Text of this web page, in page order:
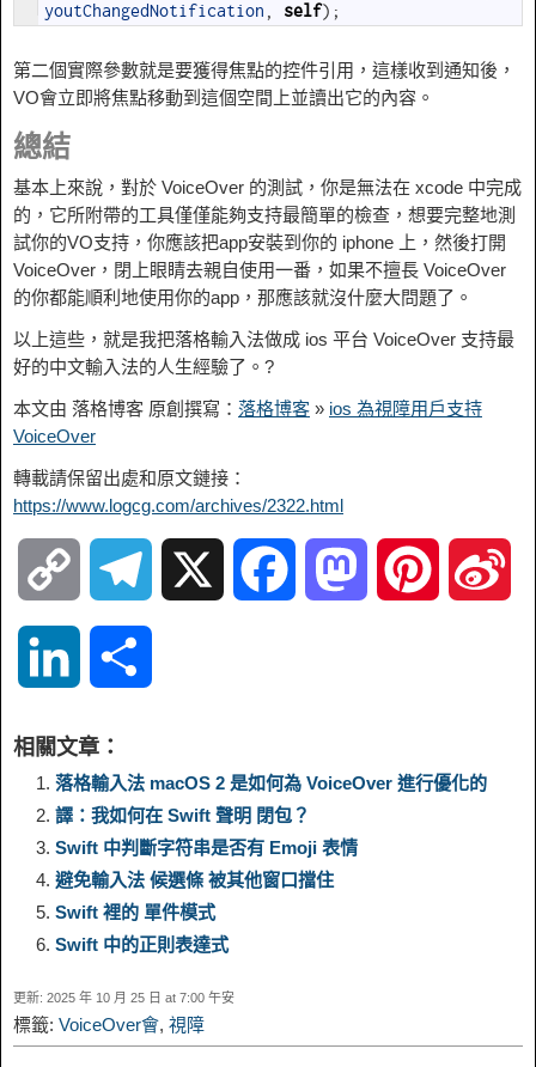
youtChangedNotification
self) ;
第二個實際參數就是要獲得焦點的控件引用，這樣收到通知後，
VO會立即將焦點移動到這個空間上並讀出它的內容。
總結
基本上來說，對於 VoiceOver 的測試，你是無法在 xcode 中完成
的，它所附帶的工具僅僅能夠支持最簡單的檢查，想要完整地測
試你的VO支持，你應該把app安裝到你的 iphone 上，然後打開
VoiceOver，閉上眼睛去親自使用一番，如果不擅長 VoiceOver
的你都能順利地使用你的app，那應該就沒什麼大問題了。
以上這些，就是我把落格輸入法做成 ios 平台 VoiceOver 支持最
好的中文輸入法的人生經驗了。?
本文由 落格博客 原創撰寫： 落格博客 » ios 為視障用戶支持
VoiceOver
轉載請保留出處和原文鏈接：
https://www.logcg.com/archives/2322.html
o
y
L
i
n
k
g
r
a
m
b
o
n
k
e
I
a
r
e
相關文章：
落格輸入法 macOS 2 是如何為 VoiceOver 進行優化的
譯：我如何在 Swift 聲明 閉包？
Swift 中判斷字符串是否有 Emoji 表情
避免輸入法 候選條 被其他窗口擋住
Swift 裡的 單件模式
Swift 中的正則表達式
更新: 2025 年 10 月 25 日 at 7:00 午安
標籤: VoiceOver會, 視障